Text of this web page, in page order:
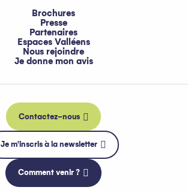
Brochures
Presse
Partenaires
Espaces Valléens
Nous rejoindre
Je donne mon avis
Contactez-nous
Je m'inscris à la newsletter
Comment venir ?